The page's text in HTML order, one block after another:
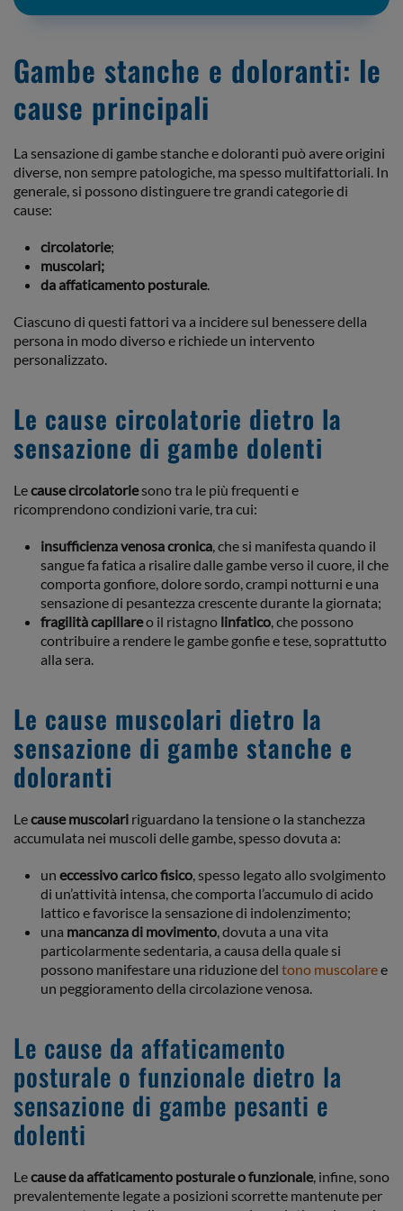
Gambe stanche e doloranti: le
cause principali
La sensazione di gambe stanche e doloranti può avere origini
diverse, non sempre patologiche, ma spesso multifattoriali. In
generale, si possono distinguere tre grandi categorie di
cause:
circolatorie;
muscolari;
da affaticamento posturale.
Ciascuno di questi fattori va a incidere sul benessere della
persona in modo diverso e richiede un intervento
personalizzato.
Le cause circolatorie dietro la
sensazione di gambe dolenti
Lecause circolatoriesono tra le più frequenti e
ricomprendono condizioni varie, tra cui:
insufficienza venosa cronica, che si manifesta quando il
sangue fa fatica a risalire dalle gambe verso il cuore, il che
comporta gonfiore, dolore sordo, crampi notturni e una
sensazione di pesantezza crescente durante la giornata;
fragilità capillareo il ristagno linfatico, che possono
contribuire a rendere le gambe gonfie e tese, soprattutto
alla sera.
Le cause muscolari dietro la
sensazione di gambe stanche e
doloranti
Lecause muscolari riguardano la tensione o la stanchezza
accumulata nei muscoli delle gambe, spesso dovuta a:
un eccessivo carico fisico, spesso legato allo svolgimento
di un’attività intensa, che comporta l’accumulo di acido
lattico e favorisce la sensazione di indolenzimento;
una mancanza di movimento, dovuta a una vita
particolarmente sedentaria, a causa della quale si
possono manifestare una riduzione del tono muscolaree
un peggioramento della circolazione venosa.
Le cause da affaticamento
posturale o funzionale dietro la
sensazione di gambe pesanti e
dolenti
Lecause da affaticamento posturale o funzionale, infine, sono
prevalentemente legate a posizioni scorrette mantenute per